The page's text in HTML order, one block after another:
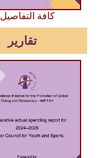
كافة التفاصيل
تقارير